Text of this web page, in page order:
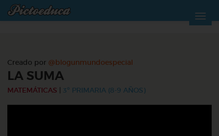
Creado por @blogunmundoespecial
LA SUMA
MATEMÁTICAS 3º PRIMARIA (8-9 AÑOS)